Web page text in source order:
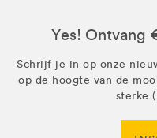
Yes! Ontvang
Schrijf je in op onze
op de hoogte van de
sterke